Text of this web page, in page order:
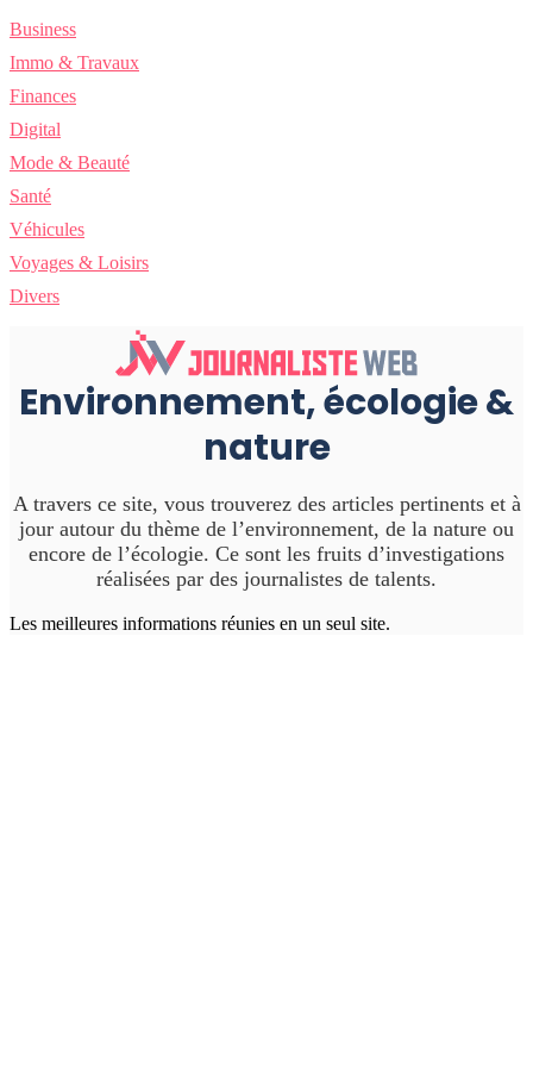
Business
Immo & Travaux
Finances
Digital
Mode & Beauté
Santé
Véhicules
Voyages & Loisirs
Divers
Environnement, écologie &
nature
A travers ce site, vous trouverez des articles pertinents et à
jour autour du thème de l’environnement, de la nature ou
encore de l’écologie. Ce sont les fruits d’investigations
réalisées par des journalistes de talents.
Les meilleures informations réunies en un seul site.